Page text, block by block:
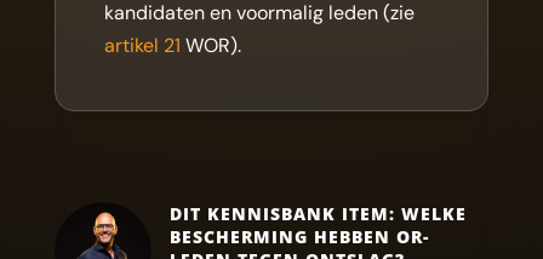
kandidaten en voormalig leden (zie
artikel 21 WOR).
DIT KENNISBANK ITEM: WELKE
BESCHERMING HEBBEN OR-